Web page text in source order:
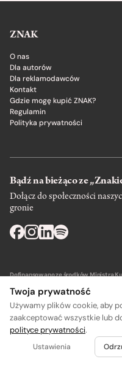
ZNAK
O nas
Dla autorów
Dla reklamodawców
Kontakt
Gdzie mogę kupić ZNAK?
Regulamin
Polityka prywatności
Bądź na bieżąco ze
Dołącz do społeczności
gronie
Dofinansowano ze środków Ministra
Wydawca: SIW Znak w Krakowie
Twoja prywatność
Używamy plików cookie, aby
zaakceptować wszystkie lub
polityce prywatności.
Ustawienia